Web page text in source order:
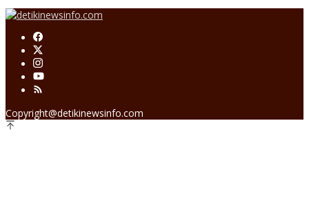
Copyright@detikinewsinfo.com